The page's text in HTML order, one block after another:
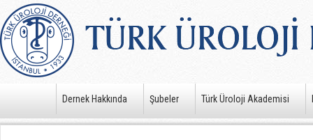
Dernek Hakkında Şubeler Türk Üroloji Akademisi